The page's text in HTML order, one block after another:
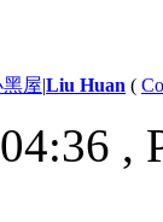
屋|Liu Huan (
,